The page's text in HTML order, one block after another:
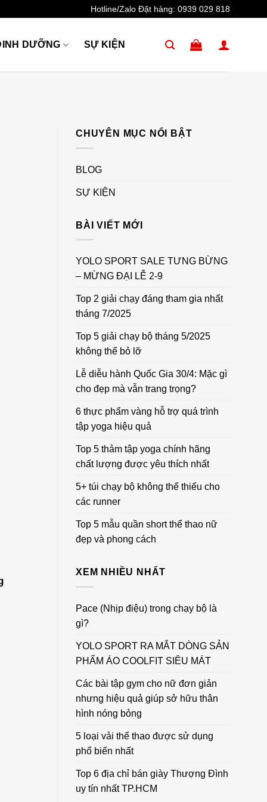
Hotline/Zalo Đặt hàng: 0939 029 818
DƯỠNG SỰ KIỆN
CHUYÊN MỤC NỔI BẬT
BLOG
SỰ KIỆN
BÀI VIẾT MỚI
YOLO SPORT SALE TƯNG BỪNG
– MỪNG ĐẠI LỄ 2-9
Top 2 giải chạy đáng tham gia nhất
tháng 7/2025
Top 5 giải chạy bộ tháng 5/2025
không thể bỏ lỡ
Lễ diễu hành Quốc Gia 30/4: Mặc gì
cho đẹp mà vẫn trang trọng?
6 thực phẩm vàng hỗ trợ quá trình
tập yoga hiệu quả
Top 5 thảm tập yoga chính hãng
chất lượng được yêu thích nhất
5+ túi chạy bộ không thể thiếu cho
các runner
Top 5 mẫu quần short thể thao nữ
đẹp và phong cách
XEM NHIỀU NHẤT
Pace (Nhịp điệu) trong chạy bộ là
gì?
YOLO SPORT RA MẮT DÒNG SẢN
PHẨM ÁO COOLFIT SIÊU MÁT
Các bài tập gym cho nữ đơn giản
nhưng hiệu quả giúp sở hữu thân
hình nóng bỏng
5 loại vải thể thao được sử dụng
phổ biến nhất
Top 6 địa chỉ bán giày Thượng Đình
uy tín nhất TP.HCM